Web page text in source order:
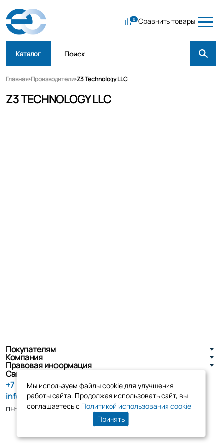
Сравнить товары
Каталог
Главная Производители Z3 Technology LLC
Z3 TECHNOLOGY LLC
Покупателям
Компания
Правовая информация
Санкт-Петербург, ул. Новоселов д. 8
+7 (800) 555-86-90
info@tk-elko.ru
пн-пт, 10:00 - 18:00
Мы используем файлы cookie для улучшения
работы сайта. Продолжая использовать сайт, вы
соглашаетесь с Политикой использования cookie
Принять